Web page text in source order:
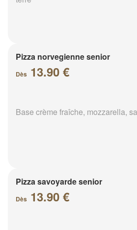
Pizza norvegienne senior
Dès 13.90 €
Base crème fraîche, mozzarella,
Pizza savoyarde senior
Dès 13.90 €